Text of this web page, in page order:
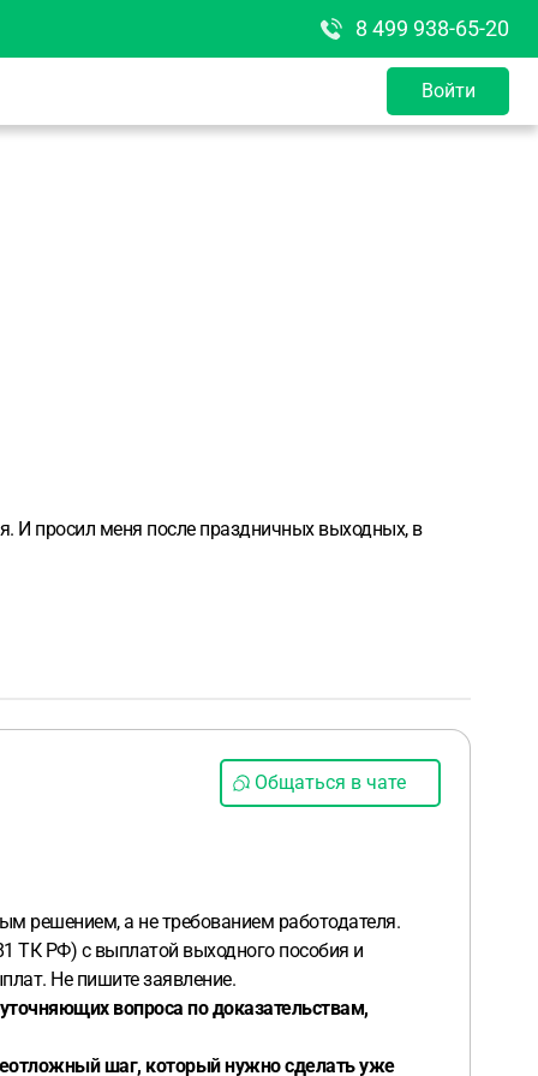
8 499 938-65-20
Войти
И просил меня после праздничных выходных, в
Общаться в чате
решением, а не требованием работодателя.
ТК РФ) с выплатой выходного пособия и
Не пишите заявление.
вопроса по доказательствам,
шаг, который нужно сделать уже